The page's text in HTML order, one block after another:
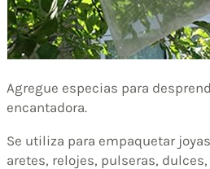
Agregue especias para
encantadora.
Se utiliza para empaquetar
aretes, relojes, pulseras,